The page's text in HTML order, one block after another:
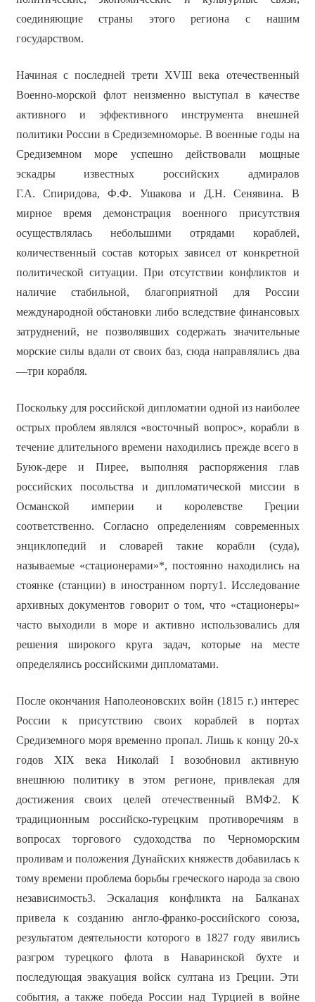
соединяющие страны этого региона с нашим
государством.
Начиная с последней трети XVIII века отечественный
Военно-морской флот неизменно выступал в качестве
активного и эффективного инструмента внешней
политики России в Средиземноморье. В военные годы на
Средиземном море успешно действовали мощные
эскадры известных российских адмиралов
Г.А. Спиридова, Ф.Ф. Ушакова и Д.Н. Сенявина. В
мирное время демонстрация военного присутствия
осуществлялась небольшими отрядами кораблей,
количественный состав которых зависел от конкретной
политической ситуации. При отсутствии конфликтов и
наличие стабильной, благоприятной для России
международной обстановки либо вследствие финансовых
затруднений, не позволявших содержать значительные
морские силы вдали от своих баз, сюда направлялись два
—три корабля.
Поскольку для российской дипломатии одной из наиболее
острых проблем являлся «восточный вопрос», корабли в
течение длительного времени находились прежде всего в
Буюк-дере и Пирее, выполняя распоряжения глав
российских посольства и дипломатической миссии в
Османской империи и королевстве Греции
соответственно. Согласно определениям современных
энциклопедий и словарей такие корабли (суда),
называемые «стационерами»*, постоянно находились на
стоянке (станции) в иностранном порту1. Исследование
архивных документов говорит о том, что «стационеры»
часто выходили в море и активно использовались для
решения широкого круга задач, которые на месте
определялись российскими дипломатами.
После окончания Наполеоновских войн (1815 г.) интерес
России к присутствию своих кораблей в портах
Средиземного моря временно пропал. Лишь к концу 20-х
годов XIX века Николай I возобновил активную
внешнюю политику в этом регионе, привлекая для
достижения своих целей отечественный ВМФ2. К
традиционным российско-турецким противоречиям в
вопросах торгового судоходства по Черноморским
проливам и положения Дунайских княжеств добавилась к
тому времени проблема борьбы греческого народа за свою
независимость3. Эскалация конфликта на Балканах
привела к созданию англо-франко-российского союза,
результатом деятельности которого в 1827 году явились
разгром турецкого флота в Наваринской бухте и
последующая эвакуация войск султана из Греции. Эти
события, а также победа России над Турцией в войне